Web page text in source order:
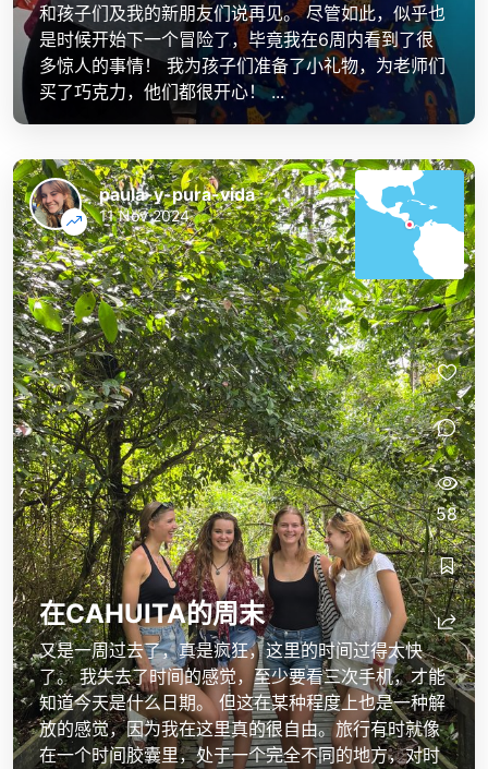
和孩子们及我的新朋友们说再见。 尽管如此，似乎也
是时候开始下一个冒险了，毕竟我在6周内看到了很
多惊人的事情！ 我为孩子们准备了小礼物，为老师们
买了巧克力，他们都很开心！ ...
在CAHUITA的周末
又是一周过去了，真是疯狂，这里的时间过得太快
了。 我失去了时间的感觉，至少要看三次手机，才能
知道今天是什么日期。 但这在某种程度上也是一种解
放的感觉，因为我在这里真的很自由。旅行有时就像
在一个时间胶囊里，处于一个完全不同的地方，对时
paula-y-pura-vida
11 Nov 2024
58